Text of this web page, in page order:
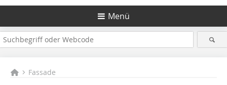
Menü
Fassade